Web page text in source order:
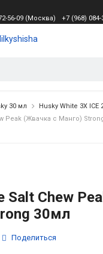
56-09 (Москва)
+7 (968)
30 мл
Husky White 3X ICE
Peak (Жвачка с Манго)
Salt Chew
30мл
Поделиться